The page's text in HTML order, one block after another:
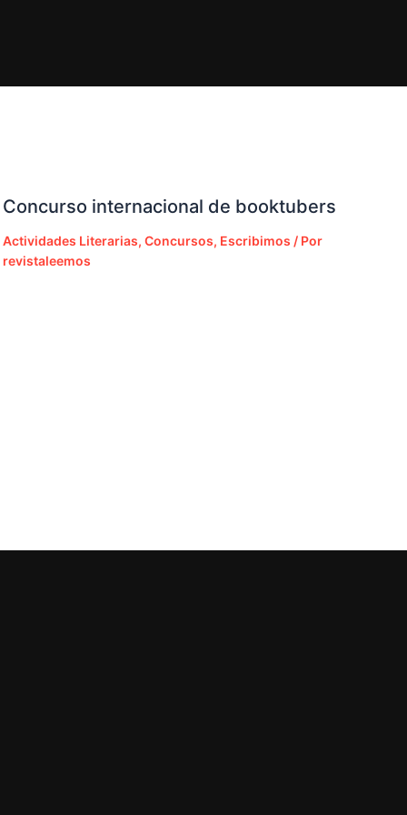
Concurso internacional de booktubers
Actividades Literarias,Concursos, Escribimos / Por
revistaleemos